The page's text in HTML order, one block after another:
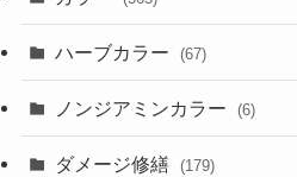
ハーブカラー (67)
ノンジアミンカラー (6)
ダメージ修繕 (179)